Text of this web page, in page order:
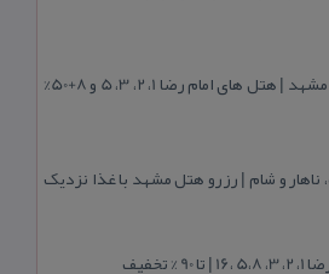
رزرو هتل در خیابان امام رضا مشهد | هتل‌ های امام رضا 1، 2، 3، 5 و 8+50%
و شام | رزرو هتل مشهد با غذا نزدیک